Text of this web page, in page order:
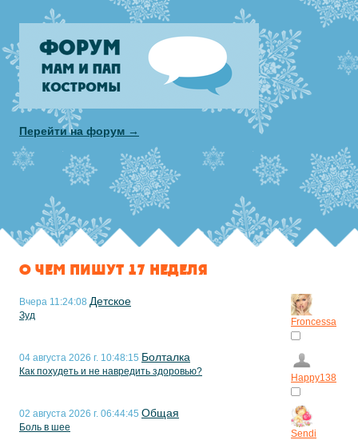
Перейти на форум →
О ЧЕМ ПИШУТ 17 НЕДЕЛЯ
Вчера 11:24:08 Детское
Зуд
Froncessa
04 августа 2026 г. 10:48:15 Болталка
Как похудеть и не навредить здоровью?
Happy138
02 августа 2026 г. 06:44:45 Общая
Боль в шее
Sendi